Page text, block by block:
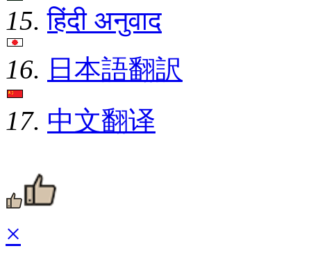
15. हिंदी अनुवाद
16. 日本語翻訳
17. 中文翻译
×